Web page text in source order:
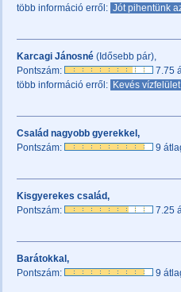
több információ erről: Jót pihentünk
Karcagi Jánosné (Idősebb pár),
Pontszám:
7.75
több információ erről: Kevés
Család nagyobb gyerekkel,
Pontszám:
9
Kisgyerekes család,
Pontszám:
7.25
Barátokkal,
Pontszám:
9